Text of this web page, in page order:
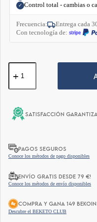
✓ Control total - cambias o
Frecuencia:
Entrega cada
Con tecnología de:
Tiras
Nasales
–
unidades
cantidadSATISFACCIÓN
PAGOS SEGUROS
Conoce los métodos de pago disponibles
ENVÍO GRATIS DESDE 79 €!
Conoce los métodos de envío disponibles
COMPRA Y GANA 149
Descubre el BEKETO CLUB